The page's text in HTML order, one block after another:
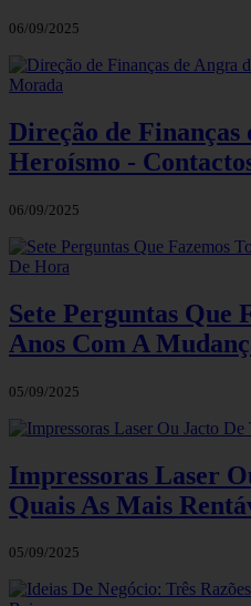
06/09/2025
Direção de Finanças
Heroísmo -
06/09/2025
Sete Perguntas Que
Anos Com A
05/09/2025
Impressoras Laser
Quais As Mais
05/09/2025